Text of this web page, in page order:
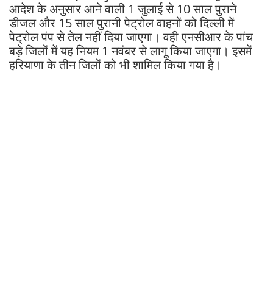
आदेश के अनुसार आने वाली 1 जुलाई से 10 साल पुराने
डीजल और 15 साल पुरानी पेट्रोल वाहनों को दिल्ली में
पेट्रोल पंप से तेल नहीं दिया जाएगा। वही एनसीआर के पांच
बड़े जिलों में यह नियम 1 नवंबर से लागू किया जाएगा। इसमें
हरियाणा के तीन जिलों को भी शामिल किया गया है।